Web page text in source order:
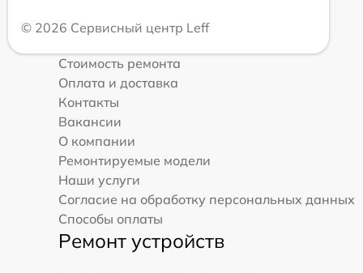
© 2026 Сервисный центр Leff
Стоимость ремонта
Оплата и доставка
Контакты
Вакансии
О компании
Ремонтируемые модели
Наши услуги
Согласие на обработку персональных данных
Способы оплаты
Ремонт устройств